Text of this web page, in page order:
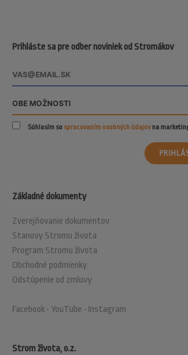
Strom života, o.z.
Základné dokumenty
Zverejňovanie dokumentov
Stanovy Stromu života
Program Stromu života
Obchodné podmienky
Odstúpenie od zmluvy
Facebook • YouTube • Instagram
Prihláste sa pre odber noviniek od Stromákov
Súhlasím so spracovaním osobných údajovna